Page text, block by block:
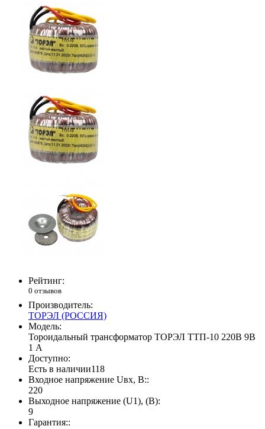
Рейтинг:
0 отзывов
Производитель:
ТОРЭЛ (РОССИЯ)
Модель:
Тороидальный трансформатор ТОРЭЛ ТТП-10 220В 9В
1 А
Доступно:
Есть в наличии118
Входное напряжение Uвх, В::
220
Выходное напряжение (U1), (В):
9
Гарантия::